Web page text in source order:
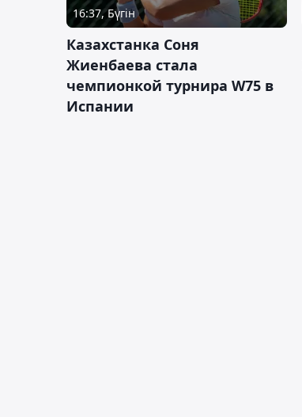
16:37, Бүгін
Казахстанка Соня
Жиенбаева стала
чемпионкой турнира W75 в
Испании